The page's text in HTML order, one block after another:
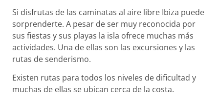
Si disfrutas de las caminatas al aire libre Ibiza puede
sorprenderte. A pesar de ser muy reconocida por
sus fiestas y sus playas la isla ofrece muchas más
actividades. Una de ellas son las excursiones y las
rutas de senderismo.
Existen rutas para todos los niveles de dificultad y
muchas de ellas se ubican cerca de la costa.